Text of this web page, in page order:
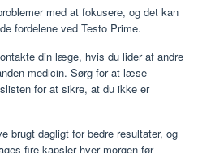
med at fokusere, og det kan
fordelene ved Testo Prime.
din læge, hvis du lider af andre
medicin. Sørg for at læse
for at sikre, at du ikke er
brugt dagligt for bedre resultater, og
fire kapsler hver morgen før